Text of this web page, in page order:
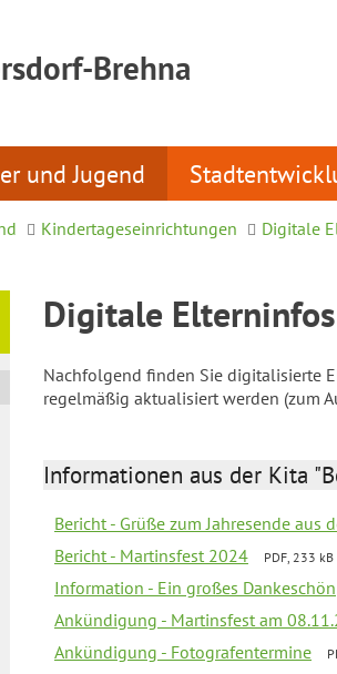
Brehna
und Jugend
Kindertageseinrichtungen Digitale
Digitale Elterninfos
Nachfolgend finden Sie digitalisierte
regelmäßig aktualisiert werden (zum
Informationen aus der Kita
Bericht - Grüße zum Jahresende aus
Bericht - Martinsfest 2024 PDF, 233 kB
Information - Ein großes Dankeschön
Ankündigung - Martinsfest am
Ankündigung - Fotografentermine